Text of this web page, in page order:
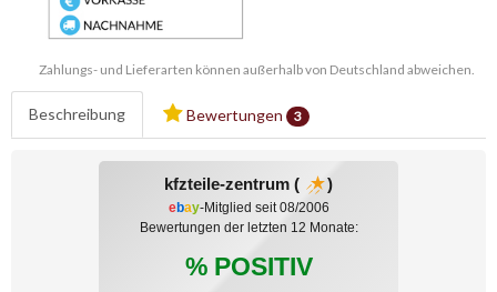
Zahlungs- und Lieferarten können außerhalb von Deutschland abweichen.
Beschreibung Bewertungen 3
kfzteile-zentrum ( )
ebay-Mitglied seit 08/2006
Bewertungen der letzten 12 Monate:
% POSITIV